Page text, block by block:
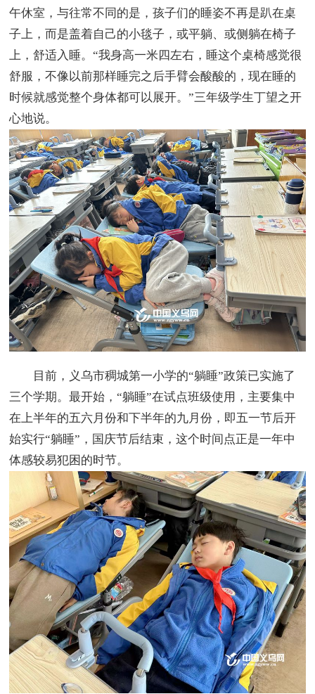
午休室，与往常不同的是，孩子们的睡姿不再是趴在桌
子上，而是盖着自己的小毯子，或平躺、或侧躺在椅子
上，舒适入睡。“我身高一米四左右，睡这个桌椅感觉很
舒服，不像以前那样睡完之后手臂会酸酸的，现在睡的
时候就感觉整个身体都可以展开。”三年级学生丁望之开
心地说。
目前，义乌市稠城第一小学的“躺睡”政策已实施了
三个学期。最开始，“躺睡”在试点班级使用，主要集中
在上半年的五六月份和下半年的九月份，即五一节后开
始实行“躺睡”，国庆节后结束，这个时间点正是一年中
体感较易犯困的时节。